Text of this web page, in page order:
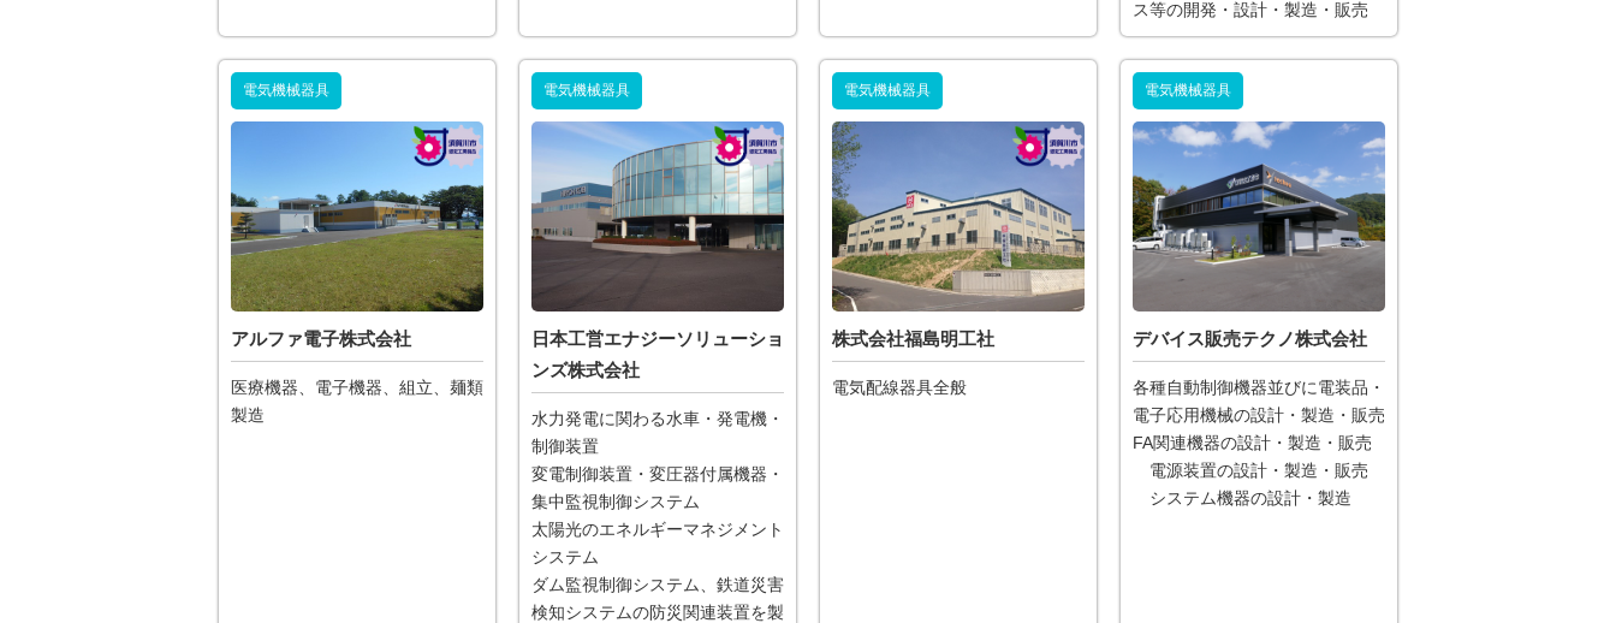
ス等の開発・設計・製造・販売
電気機械器具
アルファ電子株式会社
医療機器、電子機器、組立、麺類
製造
電気機械器具
日本工営エナジーソリューショ
ンズ株式会社
水力発電に関わる水車・発電機・
制御装置
変電制御装置・変圧器付属機器・
集中監視制御システム
太陽光のエネルギーマネジメント
システム
ダム監視制御システム、鉄道災害
検知システムの防災関連装置を製
電気機械器具
株式会社福島明工社
電気配線器具全般
電気機械器具
デバイス販売テクノ株式会社
各種自動制御機器並びに電装品・
電子応用機械の設計・製造・販売
FA関連機器の設計・製造・販売
電源装置の設計・製造・販売
システム機器の設計・製造